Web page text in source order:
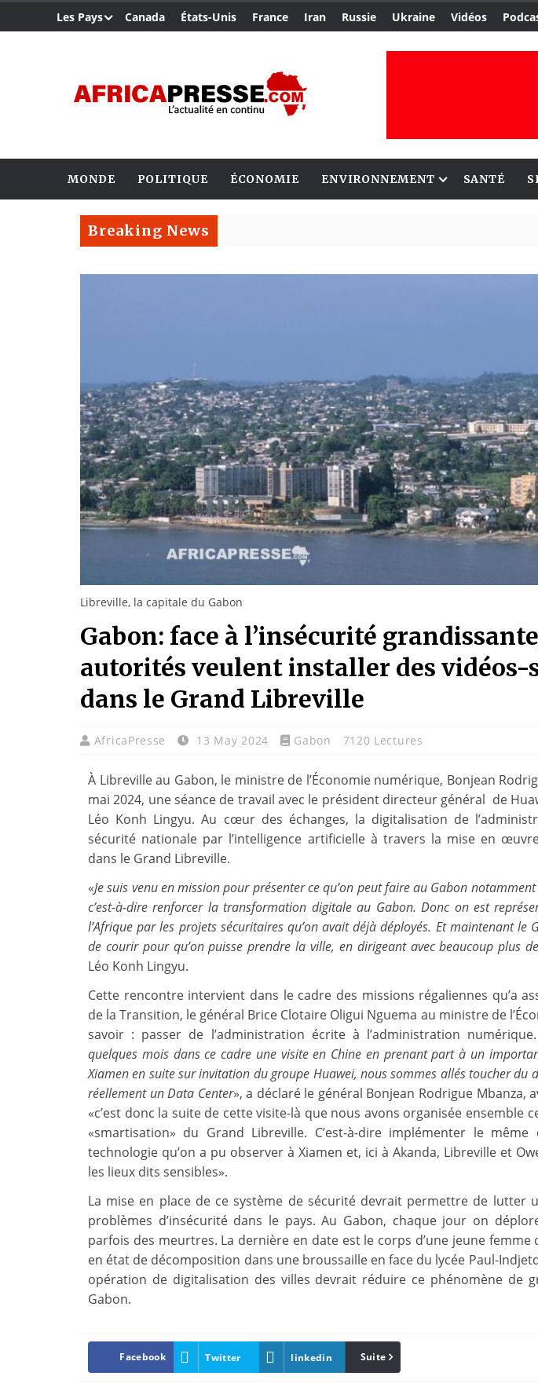
Les Pays Canada États-Unis France Iran Russie Ukraine Vidéos
MONDE POLITIQUE ÉCONOMIE ENVIRONNEMENT SANTÉ
Breaking News
Libreville, la capitale du Gabon
Gabon: face à l’insécurité
autorités veulent installer des vidéos-
dans le Grand Libreville
AfricaPresse 13 May 2024 Gabon 7120 Lectures
À Libreville au Gabon, le ministre de l’Économie numérique, Bonjean
mai 2024, une séance de travail avec le président directeur général de
Léo Konh Lingyu. Au cœur des échanges, la digitalisation de
sécurité nationale par l’intelligence artificielle à travers la mise en
dans le Grand Libreville.
«Je suis venu en mission pour présenter ce qu’on peut faire au Gabon
c’est-à-dire renforcer la transformation digitale au Gabon. Donc on est
l’Afrique par les projets sécuritaires qu’on avait déjà déployés. Et maintenant le
de courir pour qu’on puisse prendre la ville, en dirigeant avec beaucoup plus
Léo Konh Lingyu.
Cette rencontre intervient dans le cadre des missions régaliennes qu’a
de la Transition, le général Brice Clotaire Oligui Nguema au ministre de
savoir : passer de l’administration écrite à l’administration
quelques mois dans ce cadre une visite en Chine en prenant part à un
Xiamen en suite sur invitation du groupe Huawei, nous sommes allés toucher du
réellement un Data Center», a déclaré le général Bonjean Rodrigue Mbanza,
«c’est donc la suite de cette visite-là que nous avons organisée ensemble
«smartisation» du Grand Libreville. C’est-à-dire implémenter le
technologie qu’on a pu observer à Xiamen et, ici à Akanda, Libreville et
les lieux dits sensibles».
La mise en place de ce système de sécurité devrait permettre de lutter
problèmes d’insécurité dans le pays. Au Gabon, chaque jour on
parfois des meurtres. La dernière en date est le corps d’une jeune femme
en état de décomposition dans une broussaille en face du lycée Paul-
opération de digitalisation des villes devrait réduire ce phénomène de
Gabon.
Facebook Twitter linkedin Pinterest
Suite